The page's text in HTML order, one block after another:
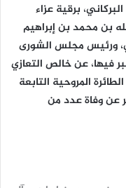
برقية عزاء
بن محمد بن إبراهيم
ورئيس مجلس الشورى
فيها، عن خالص التعازي
المروحية التابعة
عن وفاة عدد من